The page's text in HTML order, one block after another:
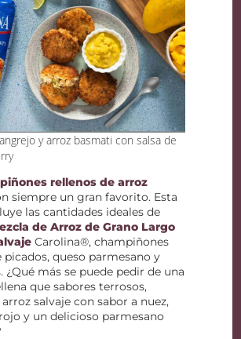
y arroz basmati con salsa de
rellenos de arroz
siempre un gran favorito. Esta
las cantidades ideales de
de Arroz de Grano Largo
Carolina®, champiñones
queso parmesano y
¿Qué más se puede pedir de una
que sabores terrosos,
salvaje con sabor a nuez,
y un delicioso parmesano